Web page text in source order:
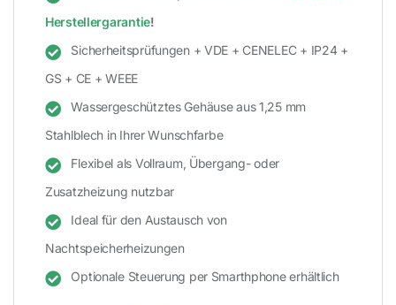
Herstellergarantie!
Sicherheitsprüfungen + VDE + CENELEC + IP24 +
GS + CE + WEEE
Wassergeschütztes Gehäuse aus 1,25 mm
Stahlblech in Ihrer Wunschfarbe
Flexibel als Vollraum, Übergang- oder
Zusatzheizung nutzbar
Ideal für den Austausch von
Nachtspeicherheizungen
Optionale Steuerung per Smarthphone erhältlich